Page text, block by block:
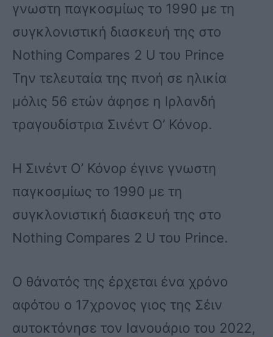
γνωστη παγκοσμίως το 1990 με τη
συγκλονιστική διασκευή της στο
Nothing Compares 2 U του Prince
Την τελευταία της πνοή σε ηλικία
μόλις 56 ετών άφησε η Ιρλανδή
τραγουδίστρια Σινέντ Ο’ Κόνορ.
Η Σινέντ Ο’ Κόνορ έγινε γνωστη
παγκοσμίως το 1990 με τη
συγκλονιστική διασκευή της στο
Nothing Compares 2 U του Prince.
Ο θάνατός της έρχεται ένα χρόνο
αφότου ο 17χρονος γιος της Σέιν
αυτοκτόνησε τον Ιανουάριο του 2022,